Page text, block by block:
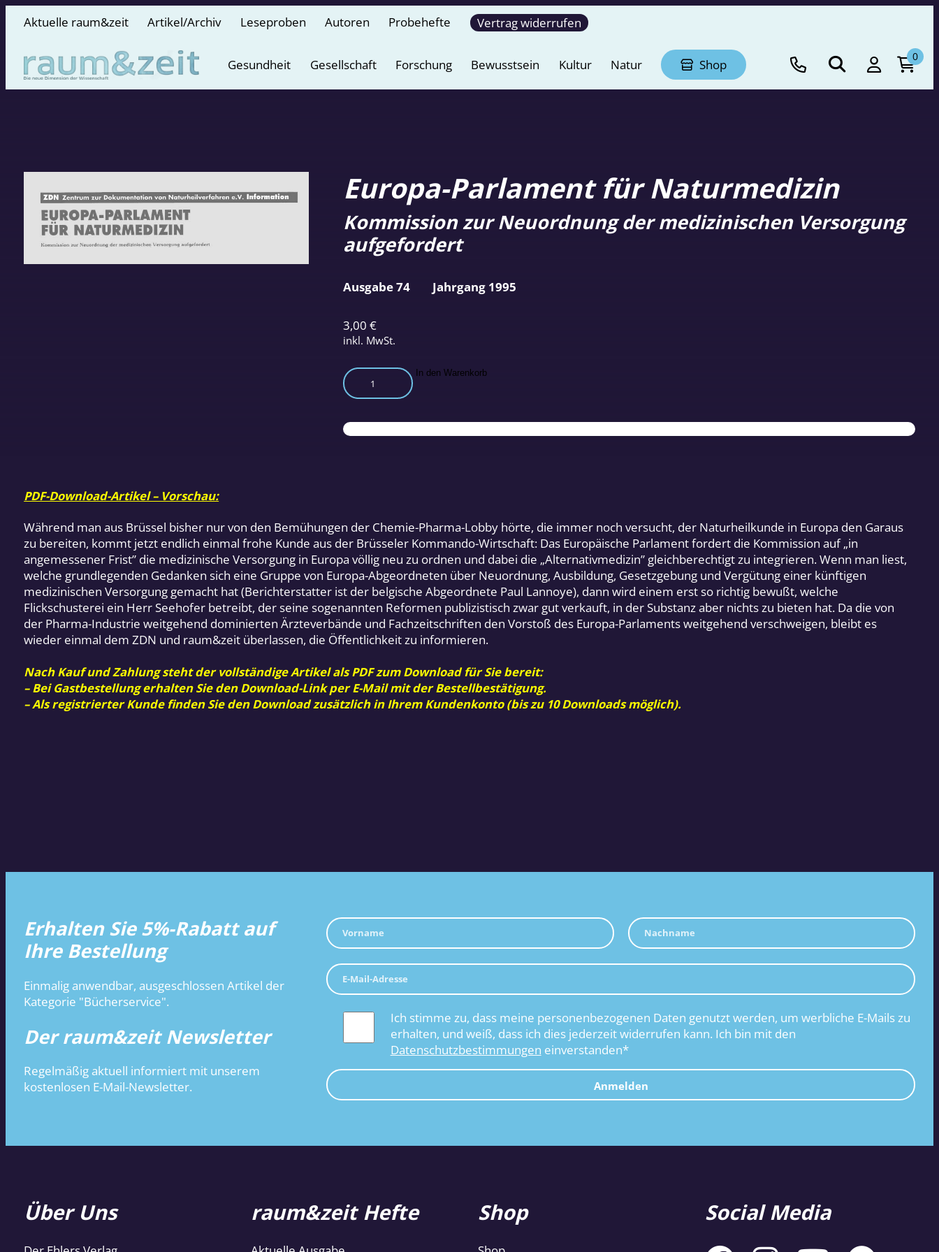
Aktuelle raum&zeit Artikel/Archiv Leseproben Autoren Probehefte Vertrag widerrufen
Gesundheit Gesellschaft Forschung Bewusstsein Kultur Natur Shop
0
Europa-Parlament für Naturmedizin
3,00 €
inkl. MwSt.
Kommission zur Neuordnung der medizinischen Versorgung
aufgefordert
Europa-
Parlament
Naturmedizin
Menge
In den Warenkorb
Ausgabe 74 Jahrgang 1995
PDF-Download-Artikel – Vorschau:
Während man aus Brüssel bisher nur von den Bemühungen der Chemie-Pharma-Lobby hörte, die immer noch versucht, der Naturheilkunde in Europa den Garaus
zu bereiten, kommt jetzt endlich einmal frohe Kunde aus der Brüsseler Kommando-Wirtschaft: Das Europäische Parlament fordert die Kommission auf „in
angemessener Frist” die medizinische Versorgung in Europa völlig neu zu ordnen und dabei die „Alternativmedizin” gleichberechtigt zu integrieren. Wenn man liest,
welche grundlegenden Gedanken sich eine Gruppe von Europa-Abgeordneten über Neuordnung, Ausbildung, Gesetzgebung und Vergütung einer künftigen
medizinischen Versorgung gemacht hat (Berichterstatter ist der belgische Abgeordnete Paul Lannoye), dann wird einem erst so richtig bewußt, welche
Flickschusterei ein Herr Seehofer betreibt, der seine sogenannten Reformen publizistisch zwar gut verkauft, in der Substanz aber nichts zu bieten hat. Da die von
der Pharma-Industrie weitgehend dominierten Ärzteverbände und Fachzeitschriften den Vorstoß des Europa-Parlaments weitgehend verschweigen, bleibt es
wieder einmal dem ZDN und raum&zeit überlassen, die Öffentlichkeit zu informieren.
Nach Kauf und Zahlung steht der vollständige Artikel als PDF zum Download für Sie bereit:
– Bei Gastbestellung erhalten Sie den Download-Link per E-Mail mit der Bestellbestätigung.
– Als registrierter Kunde finden Sie den Download zusätzlich in Ihrem Kundenkonto (bis zu 10 Downloads möglich).
Erhalten Sie 5%-Rabatt auf
Ihre Bestellung
Einmalig anwendbar, ausgeschlossen Artikel der
Kategorie "Bücherservice".
Der raum&zeit Newsletter
Regelmäßig aktuell informiert mit unserem
kostenlosen E-Mail-Newsletter.
Ich stimme zu, dass meine personenbezogenen Daten genutzt werden, um werbliche E-Mails zu
erhalten, und weiß, dass ich dies jederzeit widerrufen kann. Ich bin mit den
Datenschutzbestimmungen einverstanden*
Anmelden
Über Uns raum&zeit Hefte Shop Social Media